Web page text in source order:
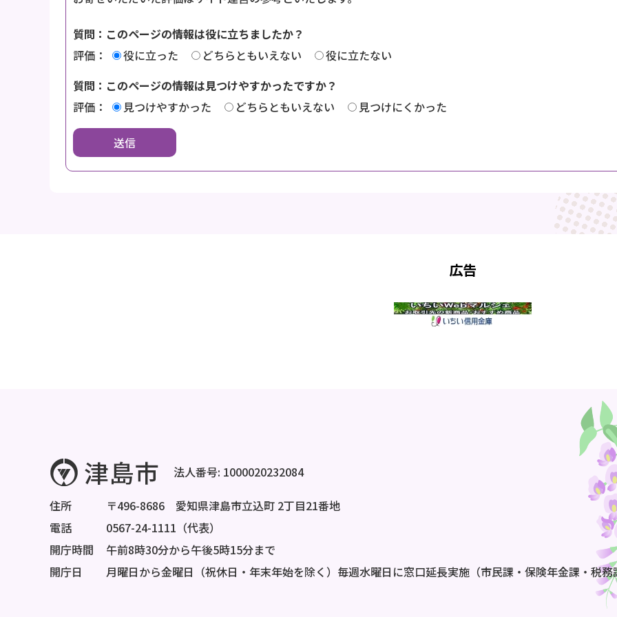
質問：このページの情報は役に立ちましたか？
評価：
役に立った どちらともいえない
役に立たない
質問：このページの情報は見つけやすかったですか？
評価：
見つけやすかった どちらともいえない 見つけにくかった
広告
法人番号: 1000020232084
住所
〒496-8686 愛知県津島市立込町 2丁目21番地
電話
0567-24-1111（代表）
開庁時間
午前8時30分から午後5時15分まで
開庁日
月曜日から金曜日（祝休日・年末年始を除く）毎週水曜日に窓口延長実施（市民課・保険年金課・税